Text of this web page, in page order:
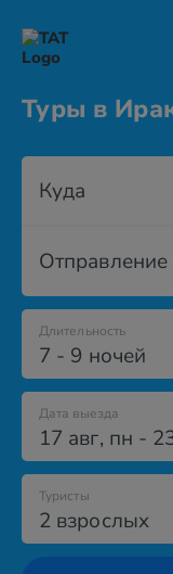
Туры в
Куда
Отправление
7 - 9 ночей
Длительность
Дата выезда
17 авг, пн -
2 взрослых
Туристы